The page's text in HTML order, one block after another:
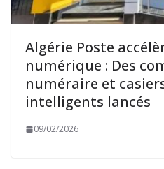
Algérie Poste
numérique : Des
numéraire et
intelligents lancés
09/02/2026